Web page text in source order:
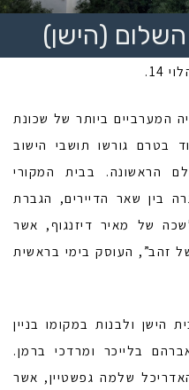
(הישן)
14.
המערביים ביותר של שכונת
בטרם גורשו תושבי הישוב
הראשונה. בבית המקורי
להיהרס בשנות ה-30, גרה בין שאר הדיירים, הגברת
של מאיר דיזנגוף, אשר
זהב”, העוסק בימי בראשית
הישן ולבנות במקומו בניין
בלייכר ומרדכי ברמן.
שלמה גפשטיין, אשר